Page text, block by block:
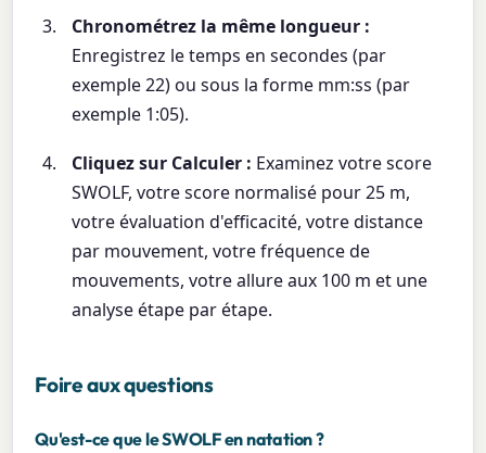
Chronométrez la même longueur :
Enregistrez le temps en secondes (par
exemple 22) ou sous la forme mm:ss (par
exemple 1:05).
Cliquez sur Calculer : Examinez votre score
SWOLF, votre score normalisé pour 25 m,
votre évaluation d'efficacité, votre distance
par mouvement, votre fréquence de
mouvements, votre allure aux 100 m et une
analyse étape par étape.
Foire aux questions
Qu'est-ce que le SWOLF en natation ?